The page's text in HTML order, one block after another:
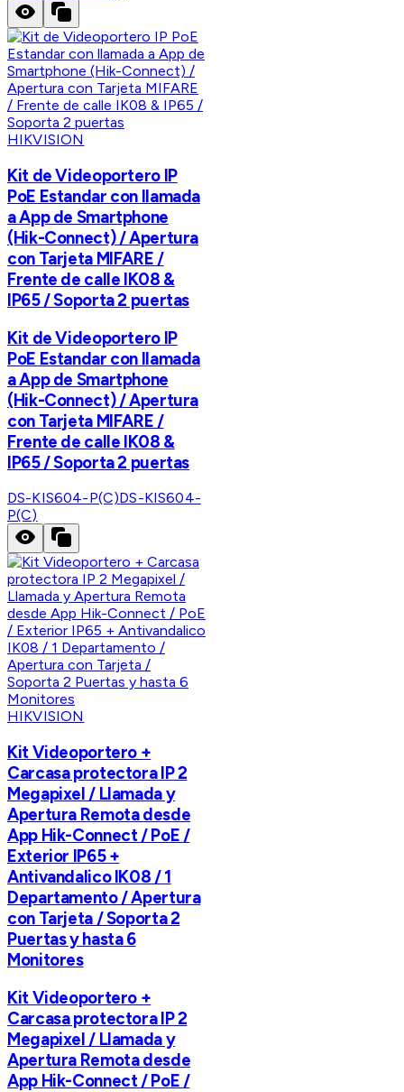
HIKVISION
Kit de Videoportero IP
PoE Estandar con llamada
a App de Smartphone
(Hik-Connect) / Apertura
con Tarjeta MIFARE /
Frente de calle IK08 &
IP65 / Soporta 2 puertas
Kit de Videoportero IP
PoE Estandar con llamada
a App de Smartphone
(Hik-Connect) / Apertura
con Tarjeta MIFARE /
Frente de calle IK08 &
IP65 / Soporta 2 puertas
DS-KIS604-P(C)DS-KIS604-
P(C)
HIKVISION
Kit Videoportero +
Carcasa protectora IP 2
Megapixel / Llamada y
Apertura Remota desde
App Hik-Connect / PoE /
Exterior IP65 +
Antivandalico IK08 / 1
Departamento / Apertura
con Tarjeta / Soporta 2
Puertas y hasta 6
Monitores
Kit Videoportero +
Carcasa protectora IP 2
Megapixel / Llamada y
Apertura Remota desde
App Hik-Connect / PoE /